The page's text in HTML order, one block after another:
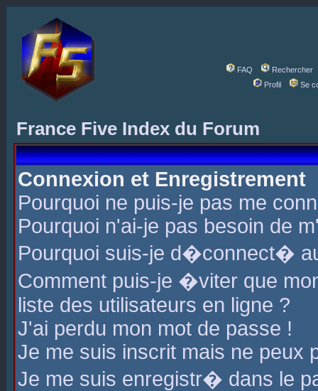
FAQ
Rechercher
Profil
Se
France Five Index du Forum
Connexion et Enregistrement
Pourquoi ne puis-je pas me
Pourquoi n'ai-je pas besoin de
Pourquoi suis-je d�connect�
Comment puis-je �viter que
liste des utilisateurs en ligne ?
J'ai perdu mon mot de passe !
Je me suis inscrit mais ne peux
Je me suis enregistr� dans le